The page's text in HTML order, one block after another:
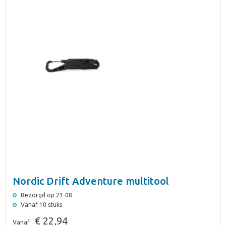
Nordic Drift Adventure multitool
Bezorgd op 21-08
Vanaf 10 stuks
Vanaf € 22,94